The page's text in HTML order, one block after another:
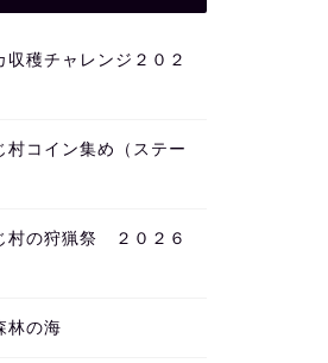
収穫チャレンジ２０２
村コイン集め（ステー
村の狩猟祭 ２０２６
林の海